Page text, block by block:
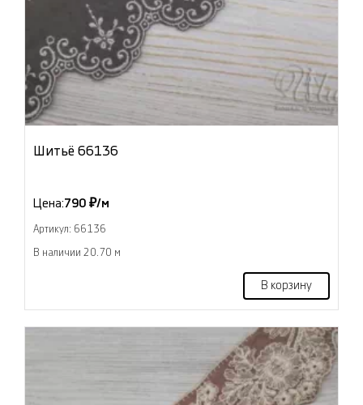
Шитьё 66136
Цена:790 ₽/м
Артикул: 66136
В наличии 20.70 м
В корзину